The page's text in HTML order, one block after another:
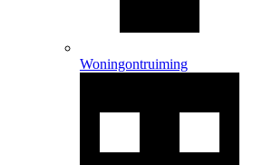
Woningontruiming